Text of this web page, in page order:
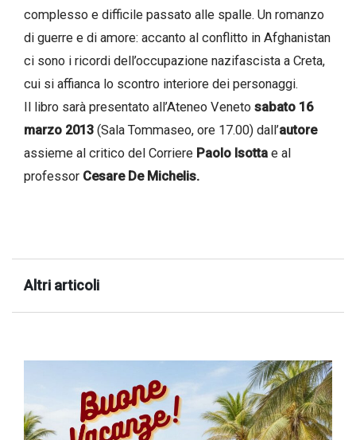
complesso e difficile passato alle spalle. Un romanzo
di guerre e di amore: accanto al conflitto in Afghanistan
ci sono i ricordi dell’occupazione nazifascista a Creta,
cui si affianca lo scontro interiore dei personaggi.
Il libro sarà presentato all’Ateneo Veneto sabato 16
marzo 2013 (Sala Tommaseo, ore 17.00) dall’autore
assieme al critico del Corriere Paolo Isotta e al
professor Cesare De Michelis.
Altri articoli
Registrazione
avvenuta con